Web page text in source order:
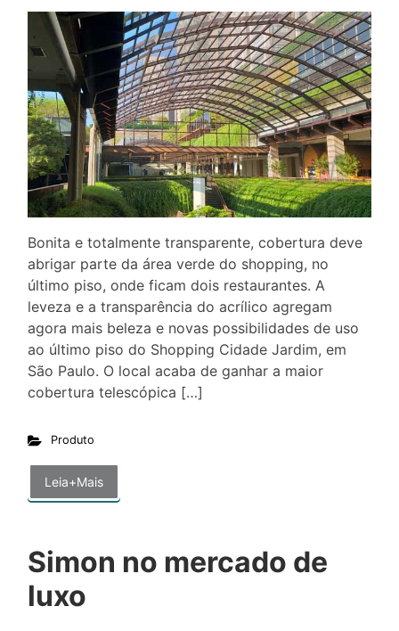
Bonita e totalmente transparente, cobertura deve
abrigar parte da área verde do shopping, no
último piso, onde ficam dois restaurantes. A
leveza e a transparência do acrílico agregam
agora mais beleza e novas possibilidades de uso
ao último piso do Shopping Cidade Jardim, em
São Paulo. O local acaba de ganhar a maior
cobertura telescópica […]
Produto
Leia+Mais
Simon no mercado de
luxo